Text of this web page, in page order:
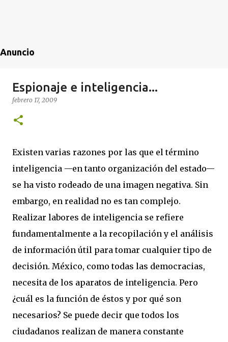
Anuncio
Espionaje e inteligencia...
febrero 17, 2009
Existen varias razones por las que el término
inteligencia —en tanto organización del estado—
se ha visto rodeado de una imagen negativa. Sin
embargo, en realidad no es tan complejo.
Realizar labores de inteligencia se refiere
fundamentalmente a la recopilación y el análisis
de información útil para tomar cualquier tipo de
decisión. México, como todas las democracias,
necesita de los aparatos de inteligencia. Pero
¿cuál es la función de éstos y por qué son
necesarios? Se puede decir que todos los
ciudadanos realizan de manera constante